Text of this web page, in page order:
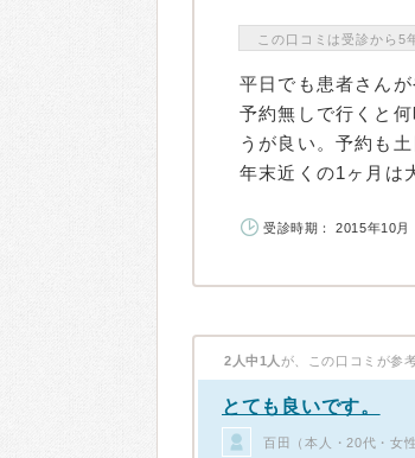
この口コミは受診から5
平日でも患者さん
予約無しで行くと
うが良い。予約も
年末近くの1ヶ月は
受診時期： 2015年10月
2人中1人 が、この口コミが参
とても良いです。
百田（本人・20代・女